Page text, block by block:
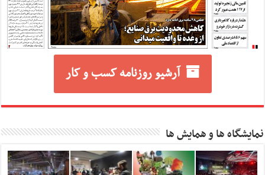
آرشیو روزنامه کسب و کار
نمایشگاه ها و همایش ها